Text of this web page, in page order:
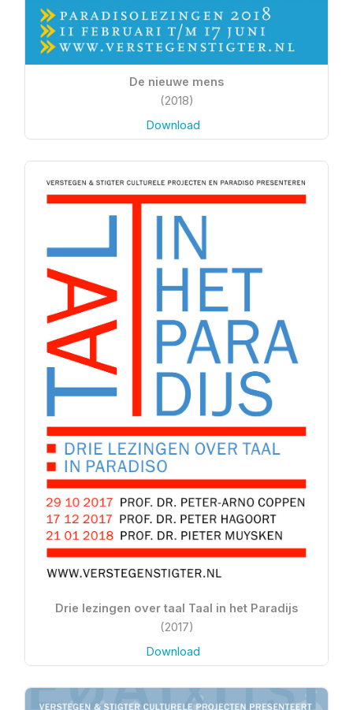
De nieuwe mens
(2018)
Download
Drie lezingen over taal Taal in het Paradijs
(2017)
Download